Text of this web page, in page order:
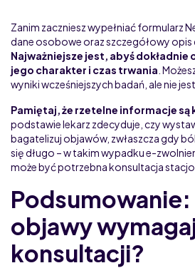
Zanim zaczniesz wypełniać formularz
dane osobowe oraz szczegółowy opis
Najważniejsze jest, abyś dokładnie
jego charakter i czas trwania .
wyniki wcześniejszych badań, ale nie
Pamiętaj, że rzetelne informacje są
podstawie lekarz zdecyduje, czy
bagatelizuj objawów, zwłaszcza gdy
się długo – w takim wypadku e-
może być potrzebna konsultacja
objawy
konsultacji?